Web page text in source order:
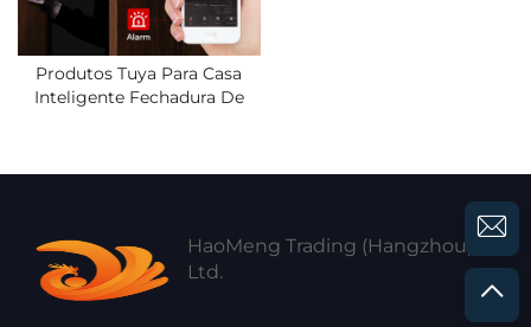
Produtos Tuya Para Casa
Inteligente Fechadura De
Com Wi-Fi HabilitadoHaoMeng Trading (Hangzhou) Co.,
Ltd.